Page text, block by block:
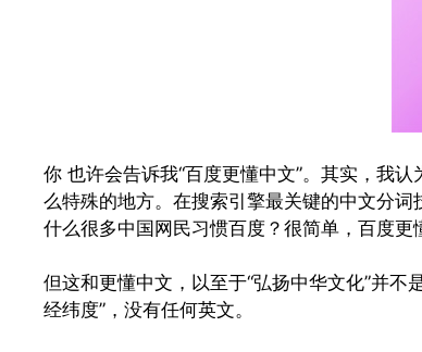
你 也许会告诉我“百度更懂中文”。其实，我
么特殊的地方。在搜索引擎最关键的中文分
什么很多中国网民习惯百度？很简单，百度更
但这和更懂中文，以至于“弘扬中华文化”并
经纬度”，没有任何英文。